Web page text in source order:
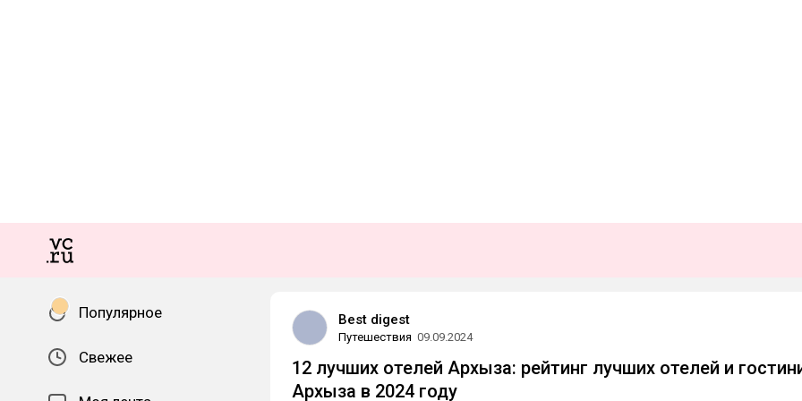
Популярное
Свежее
Best digest
Путешествия 09.09.2024
12 лучших отелей Архыза: рейтинг лучших отелей и
Архыза в 2024 году